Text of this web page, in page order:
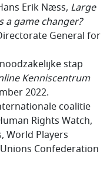
Erik Næss, Large
a game changer?
General for
stap
Kenniscentrum
2022.
coalitie
Rights Watch,
World Players
Confederation